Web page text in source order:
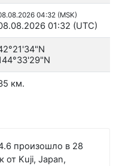
04:32 (MSK)
01:32 (UTC)
км.
произошло в 28
от Kuji, Japan,